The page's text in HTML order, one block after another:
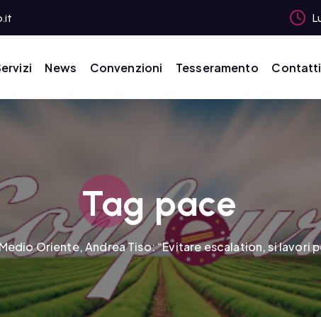
News Convenzioni Tesseramento Contatti
Tag pace
Oriente, Andrea Tiso: “Evitare escalation, si lavori